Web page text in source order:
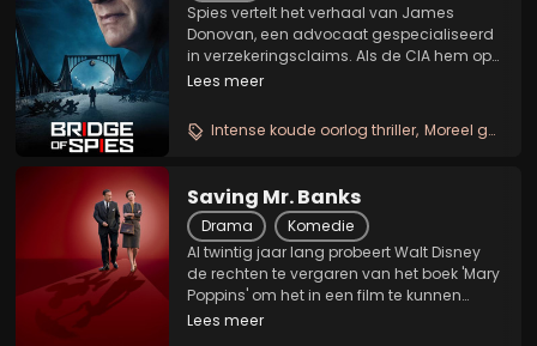
Spies vertelt het verhaal van James
Donovan, een advocaat gespecialiseerd
in verzekeringsclaims. Als de CIA hem op
een zo goed als onmogelijke missie stuurt
een gevangengenomen Amerikaanse U-
2 piloot, bevindt...
Lees meer
Intense koude oorlog thriller Moreel geladen rechtbankdrama
Saving Mr. Banks
Drama
Komedie
Al twintig jaar lang probeert Walt Disney
de rechten te vergaren van het boek 'Mary
Poppins' om het in een film te kunnen
adapteren. De auteur, P.L. Travers, weigert
Lees meer